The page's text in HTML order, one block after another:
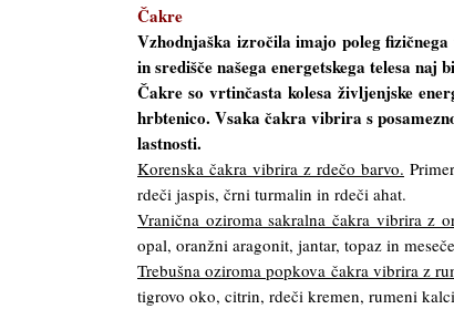
Čakre
Vzhodnjaška izročila imajo poleg
in središče našega energetskega telesa
Čakre so vrtinčasta kolesa življenjske
hrbtenico. Vsaka čakra vibrira s
lastnosti.
Korenska čakra vibrira z rdečo barvo.
rdeči jaspis, črni turmalin in rdeči ahat.
Vranična oziroma sakralna čakra vibrira z
opal, oranžni aragonit, jantar, topaz in
Trebušna oziroma popkova čakra vibrira z
tigrovo oko, citrin, rdeči kremen, rumeni